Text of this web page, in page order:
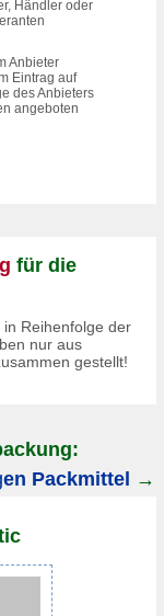
Händler oder
Anbieter
Eintrag auf
des Anbieters
angeboten
für die
Reihenfolge der
nur aus
gestellt!
en Packmittel →